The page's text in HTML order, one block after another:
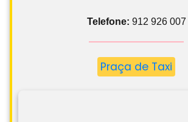
Telefone: 912 926 007
Praça de Taxi